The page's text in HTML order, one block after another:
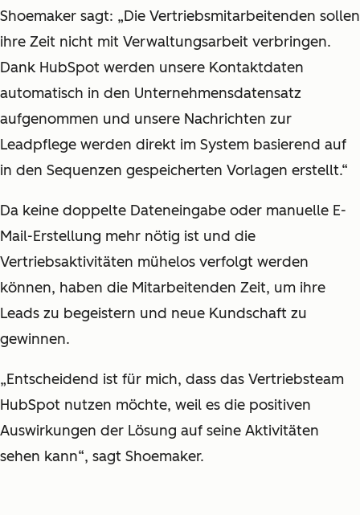
Shoemaker sagt: „Die Vertriebsmitarbeitenden sollen
ihre Zeit nicht mit Verwaltungsarbeit verbringen.
Dank HubSpot werden unsere Kontaktdaten
automatisch in den Unternehmensdatensatz
aufgenommen und unsere Nachrichten zur
Leadpflege werden direkt im System basierend auf
in den Sequenzen gespeicherten Vorlagen erstellt.“
Da keine doppelte Dateneingabe oder manuelle E-
Mail-Erstellung mehr nötig ist und die
Vertriebsaktivitäten mühelos verfolgt werden
können, haben die Mitarbeitenden Zeit, um ihre
Leads zu begeistern und neue Kundschaft zu
gewinnen.
„Entscheidend ist für mich, dass das Vertriebsteam
HubSpot nutzen möchte, weil es die positiven
Auswirkungen der Lösung auf seine Aktivitäten
sehen kann“, sagt Shoemaker.